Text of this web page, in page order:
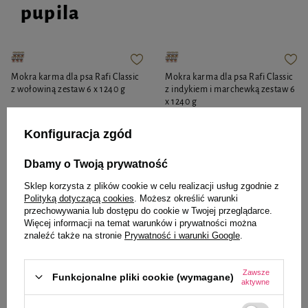
prosta receptura,
wysoka zawartość mięsa i produktów pochodzenia zwierzęcego.
pupila
Mokra karma dla psa Rafi Classic
z wołowiną zestaw 6 x 1240 g
- +
Do koszyka
Mokra karma dla psa Rafi Classic
z indykiem i marchewką zestaw 6
x 1240 g
- +
Do koszyka
Konfiguracja zgód
Dbamy o Twoją prywatność
Sklep korzysta z plików cookie w celu realizacji usług zgodnie z
Polityką dotyczącą cookies . Możesz określić warunki
przechowywania lub dostępu do cookie w Twojej przeglądarce.
Więcej informacji na temat warunków i prywatności można
znaleźć także na stronie Prywatność i warunki Google
Funkcjonalne pliki cookie (wymagane)
Zawsze
aktywne